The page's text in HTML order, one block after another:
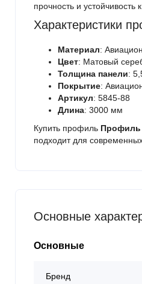
прочность и устойчивость
Характеристики
Материал:
Цвет: Матовый
Толщина панели:
Покрытие:
Артикул: 5845-88
Длина: 3000 мм
Купить профиль Профиль
подходит для
Основные
Основные
Бренд